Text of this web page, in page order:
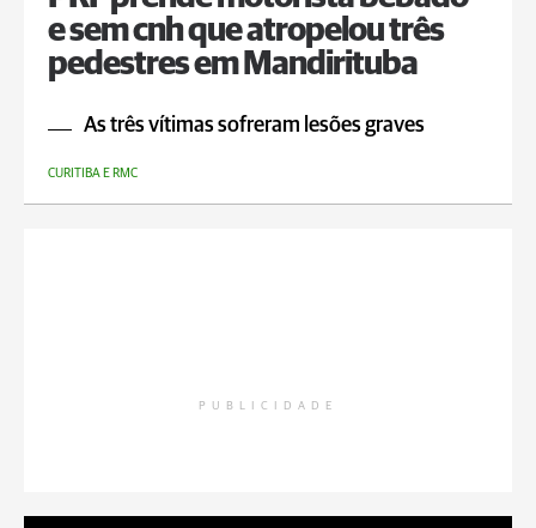
e sem cnh que atropelou três
pedestres em Mandirituba
As três vítimas sofreram lesões graves
CURITIBA E RMC
PUBLICIDADE